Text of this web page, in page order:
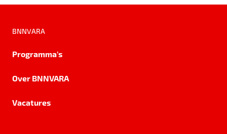
BNNVARA
Programma's
Over BNNVARA
Vacatures